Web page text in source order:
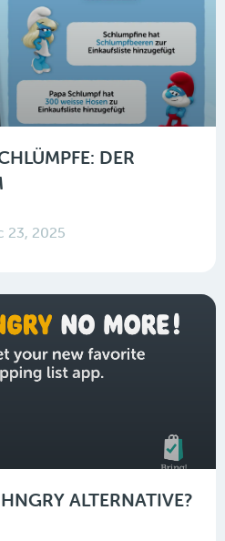
DER
23, 2025
ALTERNATIVE?